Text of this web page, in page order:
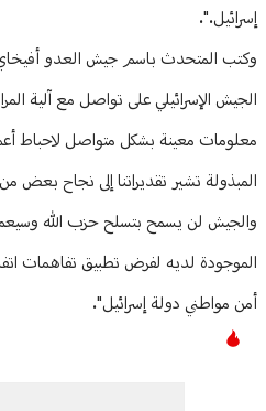
إسرائيل.".
وكتب المتحدث باسم جيش العدو
الجيش الإسرائيلي على تواصل مع آلية
معلومات معينة بشكل متواصل لاحباط
المبذولة تشير تقديراتنا إلى نجاح بعض
والجيش لن يسمح بتسلح حزب الله
الموجودة لديه لفرض تطبيق تفاهمات
أمن مواطني دولة إسرائيل".